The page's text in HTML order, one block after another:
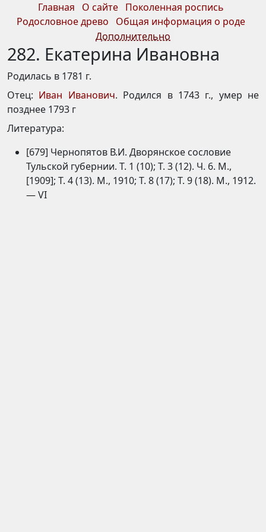
Главная О сайте
Поколенная роспись
Родословное древо
Общая информация о роде
Дополнительно
282. Екатерина Ивановна
Родилась в 1781 г.
Отец: Иван Иванович. Родился в 1743 г., умер не
позднее 1793 г
Литература:
[679] Чернопятов В.И. Дворянское сословие
Тульской губернии. Т. 1 (10); Т. 3 (12). Ч. 6. М.,
[1909]; Т. 4 (13). М., 1910; Т. 8 (17); Т. 9 (18). М., 1912.
— VI